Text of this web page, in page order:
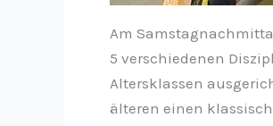
Am
5 verschiedenen
Altersklassen
älteren einen